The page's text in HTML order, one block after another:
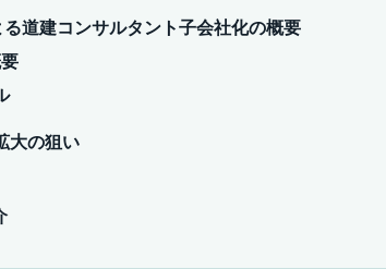
道建コンサルタント子会社化の概要
大の狙い